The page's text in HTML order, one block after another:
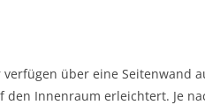
verfügen über eine Seitenwand
den Innenraum erleichtert. Je